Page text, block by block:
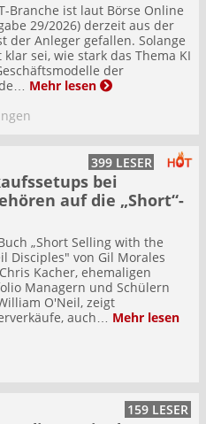
Branche ist laut Börse Online
29/2026) derzeit aus der
der Anleger gefallen. Solange
klar sei, wie stark das Thema KI
der
Mehr lesen
399 LESER
bei
auf die „Short“-
„Short Selling with the
Disciples" von Gil Morales
Kacher, ehemaligen
Managern und Schülern
O'Neil, zeigt
auch… Mehr lesen
159 LESER